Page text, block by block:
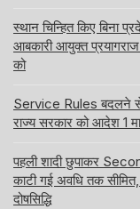
स्थान चिन्हित किए
आबकारी आयुक्त प्रयागराज
को
Service Rules बदलने से
राज्य सरकार को आदेश 1
पहली शादी छुपाकर
काटी गई अवधि तक
दोषसिद्धि